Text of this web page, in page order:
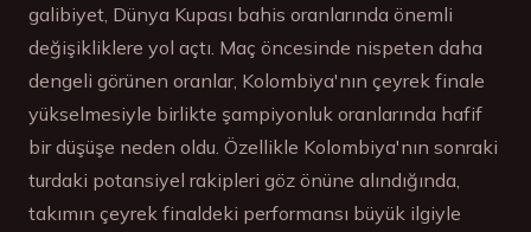
galibiyet, Dünya Kupası bahis oranlarında önemli
değişikliklere yol açtı. Maç öncesinde nispeten daha
dengeli görünen oranlar, Kolombiya'nın çeyrek finale
yükselmesiyle birlikte şampiyonluk oranlarında hafif
bir düşüşe neden oldu. Özellikle Kolombiya'nın sonraki
turdaki potansiyel rakipleri göz önüne alındığında,
takımın çeyrek finaldeki performansı büyük ilgiyle